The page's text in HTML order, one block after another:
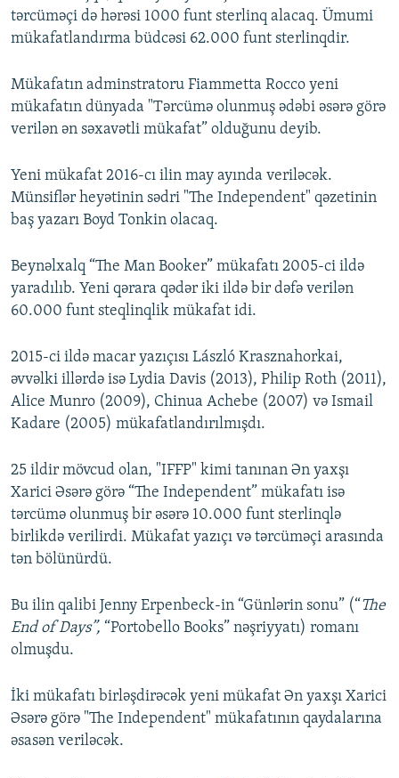
tərcüməçi də hərəsi 1000 funt sterlinq alacaq. Ümumi
mükafatlandırma büdcəsi 62.000 funt sterlinqdir.
Mükafatın adminstratoru Fiammetta Rocco yeni
mükafatın dünyada "Tərcümə olunmuş ədəbi əsərə görə
verilən ən səxavətli mükafat” olduğunu deyib.
Yeni mükafat 2016-cı ilin may ayında veriləcək.
Münsiflər heyətinin sədri "The Independent" qəzetinin
baş yazarı Boyd Tonkin olacaq.
Beynəlxalq “The Man Booker” mükafatı 2005-ci ildə
yaradılıb. Yeni qərara qədər iki ildə bir dəfə verilən
60.000 funt steqlinqlik mükafat idi.
2015-ci ildə macar yazıçısı László Krasznahorkai,
əvvəlki illərdə isə Lydia Davis (2013), Philip Roth (2011),
Alice Munro (2009), Chinua Achebe (2007) və Ismail
Kadare (2005) mükafatlandırılmışdı.
25 ildir mövcud olan, "IFFP" kimi tanınan Ən yaxşı
Xarici Əsərə görə “The Independent” mükafatı isə
tərcümə olunmuş bir əsərə 10.000 funt sterlinqlə
birlikdə verilirdi. Mükafat yazıçı və tərcüməçi arasında
tən bölünürdü.
Bu ilin qalibi Jenny Erpenbeck-in “Günlərin sonu” (“The
End of Days”, “Portobello Books” nəşriyyatı) romanı
olmuşdu.
İki mükafatı birləşdirəcək yeni mükafat Ən yaxşı Xarici
Əsərə görə "The Independent" mükafatının qaydalarına
əsasən veriləcək.